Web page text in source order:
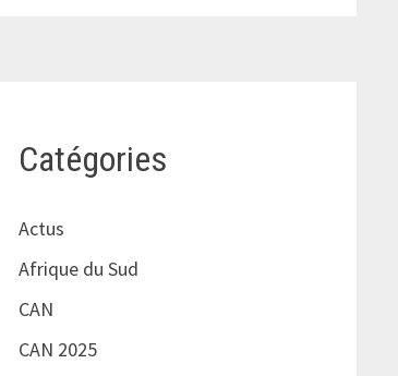
Catégories
Actus
Afrique du Sud
CAN
CAN 2025